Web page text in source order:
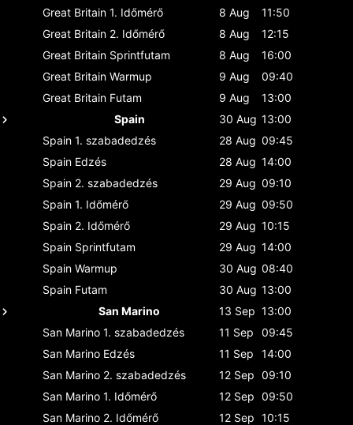
Great Britain 1. Időmérő 8 Aug
11:50
Great Britain 2. Időmérő 8 Aug
12:15
Great Britain Sprintfutam 8 Aug
16:00
Great Britain Warmup 9 Aug
09:40
Great Britain Futam 9 Aug
13:00
Spain
30 Aug 13:00
Spain 1. szabadedzés 28 Aug 09:45
Spain Edzés 28 Aug 14:00
Spain 2. szabadedzés 29 Aug 09:10
Spain 1. Időmérő 29 Aug 09:50
Spain 2. Időmérő 29 Aug 10:15
Spain Sprintfutam 29 Aug 14:00
Spain Warmup 30 Aug 08:40
Spain Futam 30 Aug 13:00
San Marino
13 Sep 13:00
San Marino 1. szabadedzés 11 Sep
09:45
San Marino Edzés 11 Sep
14:00
San Marino 2. szabadedzés 12 Sep 09:10
San Marino 1. Időmérő 12 Sep 09:50
San Marino 2. Időmérő 12 Sep 10:15